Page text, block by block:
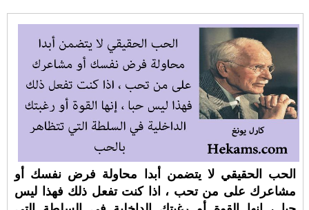
الحب الحقيقي لا يتضمن أبدا محاولة فرض نفسك أو
مشاعرك على من تحب ، اذا كنت تفعل ذلك فهذا ليس